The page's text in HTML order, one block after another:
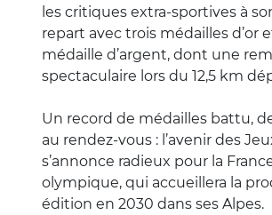
les critiques extra-sportives à
repart avec trois médailles d’or
médaille d’argent, dont une
spectaculaire lors du 12,5 km
Un record de médailles battu,
au rendez-vous : l’avenir des
s’annonce radieux pour la
olympique, qui accueillera la
édition en 2030 dans ses Alpes.